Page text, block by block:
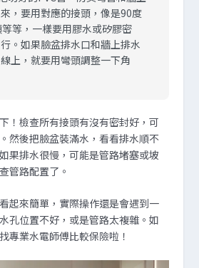
，要用對應的接頭，像是90度
等，一樣要用膠水或矽膠密
。如果臉盆排水口和牆上排水
上，就要用彎頭調整一下角
！檢查所有接頭有沒有密封好，可
然後把臉盆裝滿水，看看排水順不
果排水很慢，可能是管路堵塞或坡
管路配置了。
起來簡單，實際操作還是會遇到一
孔位置不好，或是管路太複雜。如
專業水電師傅比較保險啦！